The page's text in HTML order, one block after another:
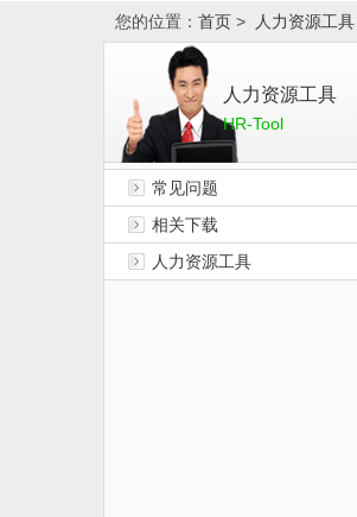
您的位置： 首页 > 人力资源工具
人力资源工具
HR-Tool
常见问题
相关下载
人力资源工具